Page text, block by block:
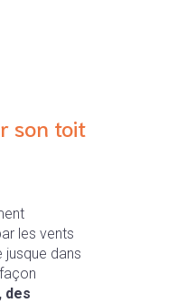
son toit
les vents
jusque dans
des